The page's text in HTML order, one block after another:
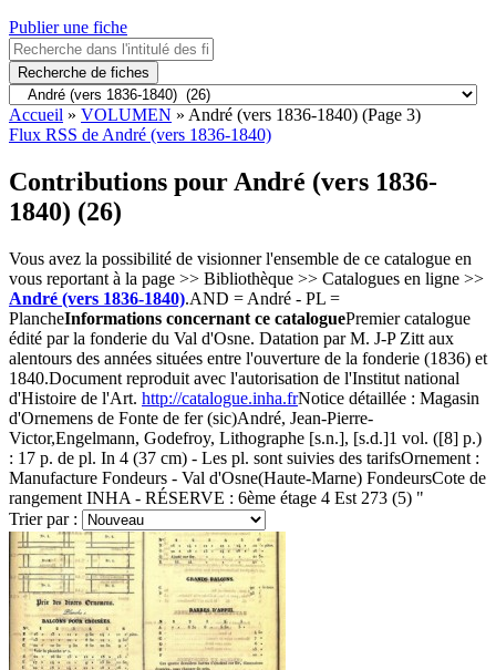
Publier une fiche
Recherche de fiches
Accueil » VOLUMEN » André (vers 1836-1840) (Page 3)
Flux RSS de André (vers 1836-1840)
Contributions pour André (vers 1836-
1840) (26)
Vous avez la possibilité de visionner l'ensemble de ce catalogue en
vous reportant à la page >> Bibliothèque >> Catalogues en ligne >>
André (vers 1836-1840).AND = André - PL =
PlancheInformations concernant ce cataloguePremier catalogue
édité par la fonderie du Val d'Osne. Datation par M. J-P Zitt aux
alentours des années situées entre l'ouverture de la fonderie (1836) et
1840.Document reproduit avec l'autorisation de l'Institut national
d'Histoire de l'Art. http://catalogue.inha.frNotice détaillée : Magasin
d'Ornemens de Fonte de fer (sic)André, Jean-Pierre-
Victor,Engelmann, Godefroy, Lithographe [s.n.], [s.d.]1 vol. ([8] p.)
: 17 p. de pl. In 4 (37 cm) - Les pl. sont suivies des tarifsOrnement :
Manufacture Fondeurs - Val d'Osne(Haute-Marne) FondeursCote de
rangement INHA - RÉSERVE : 6ème étage 4 Est 273 (5) "
Trier par :